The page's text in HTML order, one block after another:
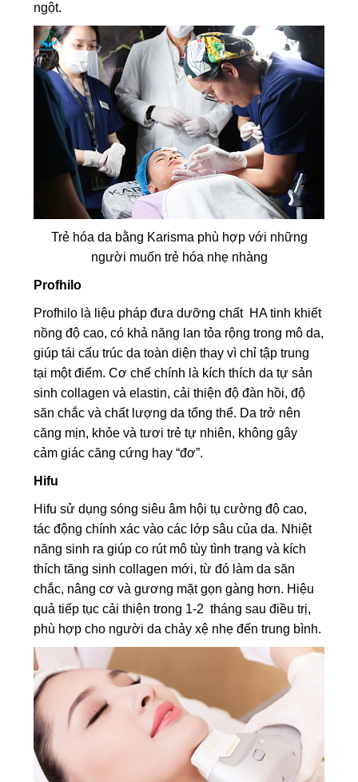
ngột.
Trẻ hóa da bằng Karisma phù hợp với những
người muốn trẻ hóa nhẹ nhàng
Profhilo
Profhilo là liệu pháp đưa dưỡng chất HA tinh khiết
nồng độ cao, có khả năng lan tỏa rộng trong mô da,
giúp tái cấu trúc da toàn diện thay vì chỉ tập trung
tại một điểm. Cơ chế chính là kích thích da tự sản
sinh collagen và elastin, cải thiện độ đàn hồi, độ
săn chắc và chất lượng da tổng thể. Da trở nên
căng mịn, khỏe và tươi trẻ tự nhiên, không gây
cảm giác căng cứng hay “đơ”.
Hifu
Hifu sử dụng sóng siêu âm hội tụ cường độ cao,
tác động chính xác vào các lớp sâu của da. Nhiệt
năng sinh ra giúp co rút mô tùy tình trạng và kích
thích tăng sinh collagen mới, từ đó làm da săn
chắc, nâng cơ và gương mặt gọn gàng hơn. Hiệu
quả tiếp tục cải thiện trong 1-2 tháng sau điều trị,
phù hợp cho người da chảy xệ nhẹ đến trung bình.